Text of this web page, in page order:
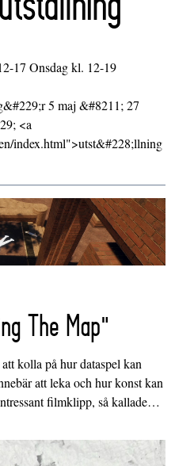
17 Onsdag kl. 12-19
5 maj &#8211; 27
<a
index.html">utst&#228;llning
The Map"
kolla på hur dataspel kan
att leka och hur konst kan
filmklipp, så kallade…